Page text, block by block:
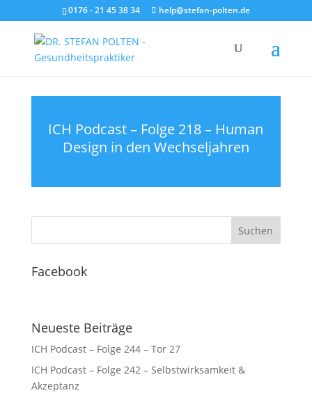
0176 - 21 45 38 34 help@stefan-polten.de
ICH Podcast – Folge 218 – Human
Design in den Wechseljahren
Facebook
Neueste Beiträge
ICH Podcast – Folge 244 – Tor 27
ICH Podcast – Folge 242 – Selbstwirksamkeit &
Akzeptanz